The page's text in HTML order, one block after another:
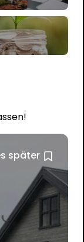
später